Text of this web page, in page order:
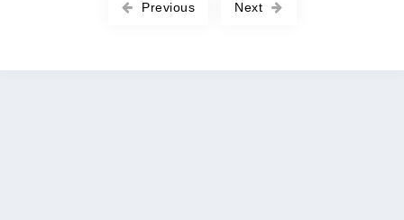
Previous Next